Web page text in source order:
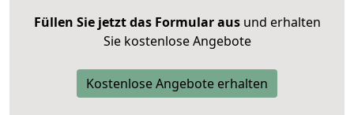
Füllen Sie jetzt das Formular ausund erhalten
Sie kostenlose Angebote
Kostenlose Angebote erhalten